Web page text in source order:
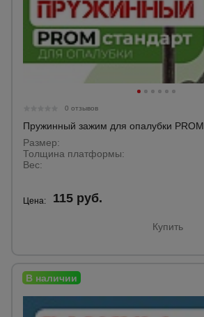
0 отзывов
Пружинный зажим для опалубки PROM
Размер:
Толщина платформы:
Вес:
Цена: 115 руб.
Купить
Сварочные
аппараты